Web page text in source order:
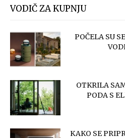
VODIČ ZA KUPNJU
POČELA SU
OTKRILA
PODA S
KAKO SE